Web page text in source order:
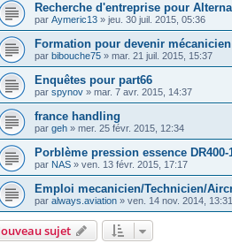
Recherche d'entreprise pour
par Aymeric13 » jeu. 30 juil. 2015, 05:36
Formation pour devenir
par bibouche75 » mar. 21 juil. 2015, 15:37
Enquêtes pour part66
par spynov » mar. 7 avr. 2015, 14:37
france handling
par geh » mer. 25 févr. 2015, 12:34
Porblème pression essence DR400-
par NAS » ven. 13 févr. 2015, 17:17
Emploi mecanicien/Technicien/
par always.aviation » ven. 14 nov. 2014, 13:31
sujet